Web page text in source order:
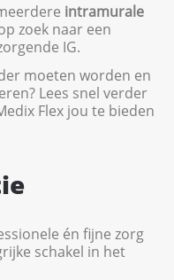
intramurale
zoek naar een
IG.
moeten worden en
Lees snel verder
Flex jou te bieden
én fijne zorg
schakel in het